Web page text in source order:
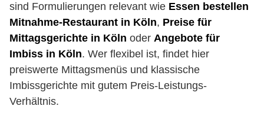
sind Formulierungen relevant wie Essen bestellen
Mitnahme-Restaurant in Köln, Preise für
Mittagsgerichte in Köln oder Angebote für
Imbiss in Köln. Wer flexibel ist, findet hier
preiswerte Mittagsmenüs und klassische
Imbissgerichte mit gutem Preis-Leistungs-
Verhältnis.